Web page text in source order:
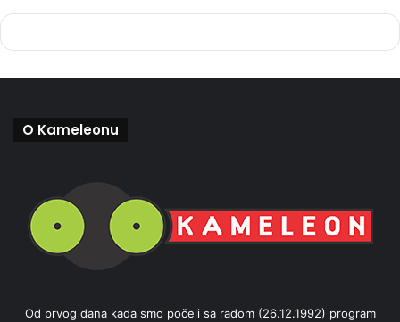
O Kameleonu
Od prvog dana kada smo počeli sa radom (26.12.1992) program